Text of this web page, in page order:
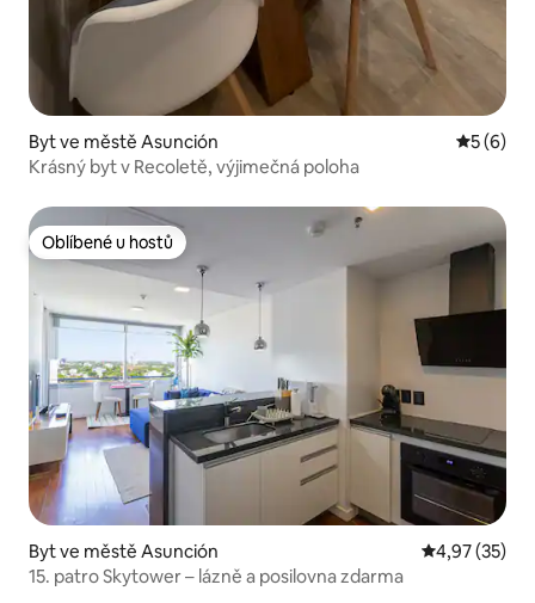
Byt ve městě Asunción
5 (6)
Krásný byt v Recoletě, výjimečná poloha
Oblíbené u hostů
Oblíbené u hostů
Byt ve městě Asunción Průměrné
4,97 (35)
15. patro Skytower – lázně a posilovna zdarma